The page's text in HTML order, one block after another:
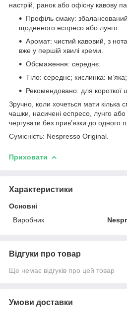
настрій, ранок або офісну кавову
Профіль смаку:
щоденного еспресо або лунго.
Аромат: чистий кавовий, з
вже у першій хвилі креми.
Обсмаження: середнє.
Тіло: середнє; кислинка: м’яка;
Рекомендовано: для короткої
Зручно, коли хочеться мати кілька
чашки, насичені еспресо, лунго
чергувати без прив’язки до одного
Сумісність: Nespresso Original.
Приховати
Характеристики
Основні
Виробник
Відгуки про товар
Ще немає відгуків про цей товар
Умови доставки